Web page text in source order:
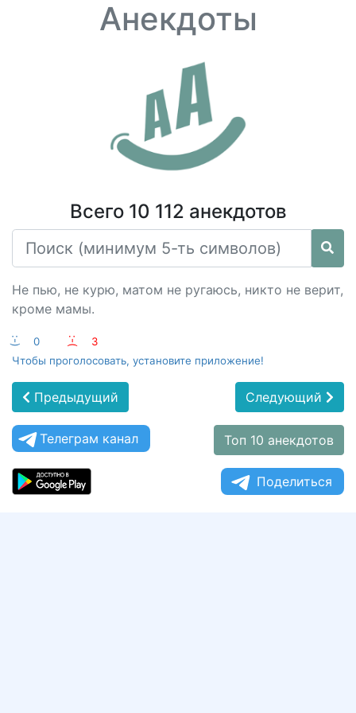
Анекдоты
Всего 10 112 анекдотов
Не пью, не курю, матом не ругаюсь, никто не верит,
кроме мамы.
:-) 0 :-(
3
Чтобы проголосовать, установите приложение!
Предыдущий Следующий
Телеграм канал Топ 10 анекдотов
Поделиться